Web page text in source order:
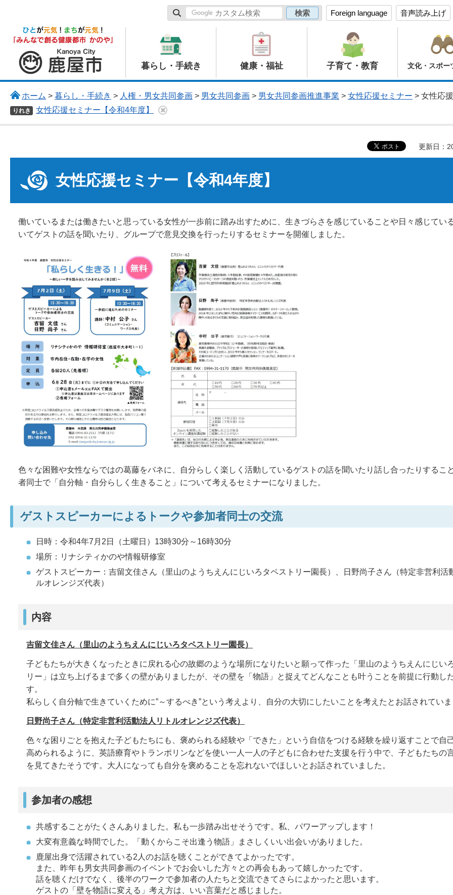
Foreign language 音声読み上げ
鹿屋市
暮らし・手続き 健康・福祉 子育て・教育 文化・スポー
ホーム > 暮らし・手続き > 人権・男女共同参画> 男女共同参画> 男女共同参画推進事業 > 女性応援セミナー > 女性応
りれき 女性応援セミナー【令和4年度】
更新日：
女性応援セミナー【令和4年度】
働いているまたは働きたいと思っている女性が一歩前に踏み出すために、生きづらさを感じていることや日々感じてい
いてゲストの話を聞いたり、グループで意見交換を行ったりするセミナーを開催しました。
色々な困難や女性ならではの葛藤をバネに、自分らしく楽しく活動しているゲストの話を聞いたり話し合ったりするこ
者同士で「自分軸・自分らしく生きること」について考えるセミナーになりました。
ゲストスピーカーによるトークや参加者同士の交流
日時：令和4年7月2日（土曜日）13時30分～16時30分
場所：リナシティかのや情報研修室
ゲストスピーカー：吉留文佳さん（里山のようちえんにじいろタペストリー園長）、日野尚子さん（特定非営利活
ルオレンジズ代表）
内容
吉留文佳さん（里山のようちえんにじいろタペストリー園長）
子どもたちが大きくなったときに戻れる心の故郷のような場所になりたいと願って作った「里山のようちえんにじい
リー」は立ち上げるまで多くの壁がありましたが、その壁を「物語」と捉えてどんなことも叶うことを前提に行動し
す。
私らしく自分軸で生きていくために”～するべき”という考えより、自分の大切にしたいことを考えたとお話されていま
日野尚子さん（特定非営利活動法人リトルオレンジズ代表）
色々な困りごとを抱えた子どもたちにも、褒められる経験や「できた」という自信をつける経験を繰り返すことで自
高められるように、英語療育やトランポリンなどを使い一人一人の子どもに合わせた支援を行う中で、子どもたちの
を見てきたそうです。大人になっても自分を褒めることを忘れないでほしいとお話されていました。
参加者の感想
共感することがたくさんありました。私も一歩踏み出せそうです。私、パワーアップします！
大変有意義な時間でした。「動くからこそ出逢う物語」まさしくいい出会いがありました。
鹿屋出身で活躍されている2人のお話を聴くことができてよかったです。
また、昨年も男女共同参画のイベントでお会いした方々との再会もあって嬉しかったです。
話を聴くだけでなく、後半のワークで参加者の人たちと交流できてさらによかったと思います。
ゲストの「壁を物語に変える」考え方は、いい言葉だと感じました。​​​